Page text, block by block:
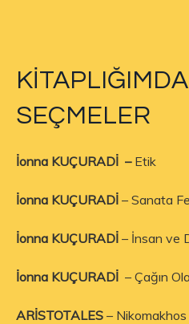
SEÇMELER
İonna KUÇURADİ – Etik
İonna KUÇURADİ – Sanata
İonna KUÇURADİ – İnsan ve
İonna KUÇURADİ – Çağın
ARİSTOTALES –